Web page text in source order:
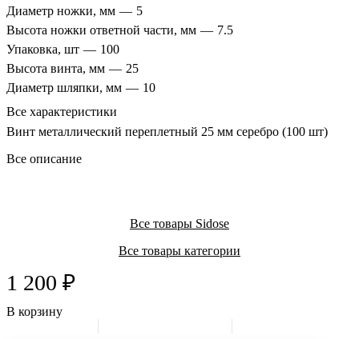
Диаметр ножки, мм — 5
Высота ножки ответной части, мм — 7.5
Упаковка, шт — 100
Высота винта, мм — 25
Диаметр шляпки, мм — 10
Все характеристики
Винт металлический переплетный 25 мм серебро (100 шт)
Все описание
Все товары Sidose
Все товары категории
1 200 ₽
В корзину